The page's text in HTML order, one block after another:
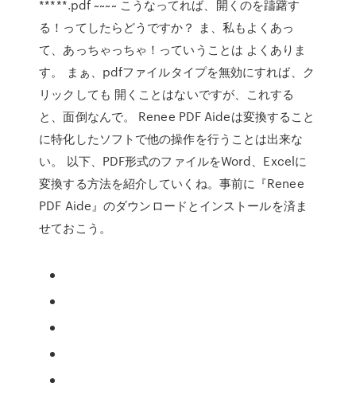
*****.pdf ~~~~ こうなってれば、開くのを躊躇す
る！ってしたらどうですか？ ま、私もよくあっ
て、あっちゃっちゃ！っていうことは よくありま
す。 まぁ、pdfファイルタイプを無効にすれば、ク
リックしても 開くことはないですが、これする
と、面倒なんで。 Renee PDF Aideは変換すること
に特化したソフトで他の操作を行うことは出来な
い。 以下、PDF形式のファイルをWord、Excelに
変換する方法を紹介していくね。事前に『Renee
PDF Aide』のダウンロードとインストールを済ま
せておこう。